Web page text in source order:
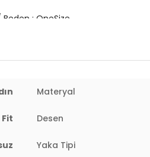
: OneSize
Materyal
Desen
Yaka Tipi